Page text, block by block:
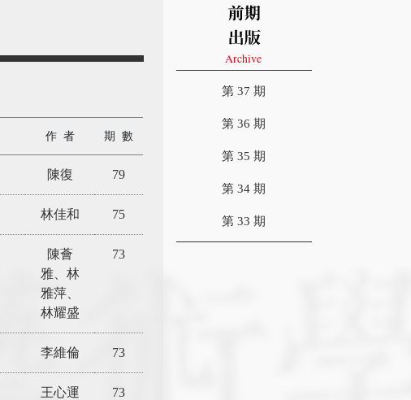
作 者 期 數
陳復 79
林佳和 75
陳薈
雅、林
雅萍、
林耀盛
73
李維倫 73
王心運 73
第 37 期
第 36 期
第 35 期
第 34 期
第 33 期